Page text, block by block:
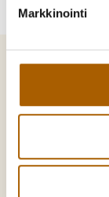
Markkinointi